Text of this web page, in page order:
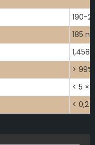
190-
185
1,458
> 99%
< 5 ×
< 0,2